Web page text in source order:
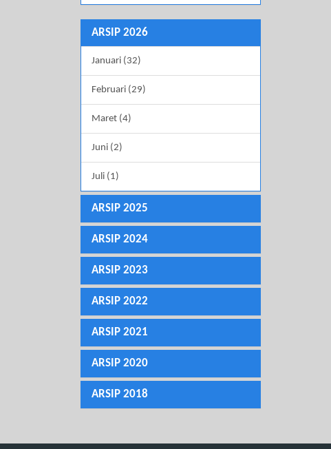
ARSIP 2026
Januari (32)
Februari (29)
Maret (4)
Juni (2)
Juli (1)
ARSIP 2025
ARSIP 2024
ARSIP 2023
ARSIP 2022
ARSIP 2021
ARSIP 2020
ARSIP 2018